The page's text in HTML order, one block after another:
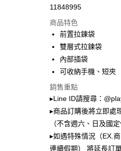
LINE Pay
Apple Pay
街口支付
Google Pay
相關說明
【大哥付你分期使用說
1.本服務由台灣大哥大
2.付款方式選擇「大哥付
ATM付款
11848995
商品特色
前置拉鍊袋
雙層式拉鍊袋
內部插袋
可收納手機、短夾
銷售重點
▸Line ID請搜尋：
▸商品訂購後將立即處
（不含週六、日及國
▸如遇特殊情況（EX.
連續假期） 將延長訂